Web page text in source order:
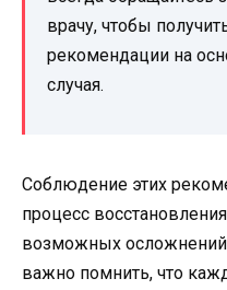
врачу, чтобы
рекомендации на
случая.
Соблюдение этих
процесс
возможных осложнений
важно помнить, что